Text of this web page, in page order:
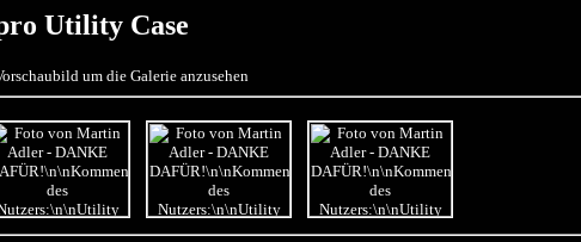
Utility Case
um die Galerie anzusehen